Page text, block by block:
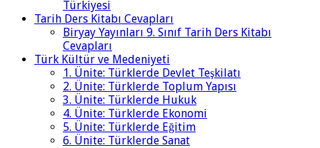
Türkiyesi
Tarih Ders Kitabı Cevapları
Biryay Yayınları 9. Sınıf Tarih Ders Kitabı
Cevapları
Türk Kültür ve Medeniyeti
1. Ünite: Türklerde Devlet Teşkilatı
2. Ünite: Türklerde Toplum Yapısı
3. Ünite: Türklerde Hukuk
4. Ünite: Türklerde Ekonomi
5. Ünite: Türklerde Eğitim
6. Ünite: Türklerde Sanat